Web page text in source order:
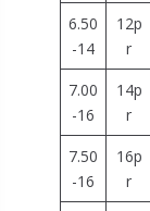
6.50
-14
12p
r
7.00
-16
14p
r
7.50
-16
16p
r